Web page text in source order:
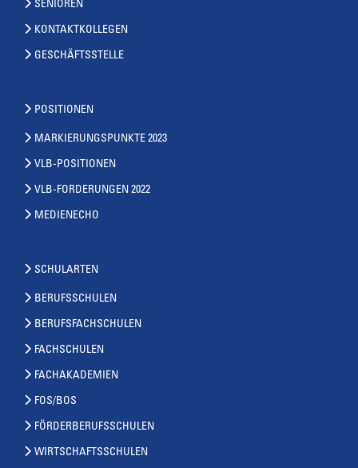
SENIOREN
KONTAKTKOLLEGEN
GESCHÄFTSSTELLE
POSITIONEN
MARKIERUNGSPUNKTE 2023
VLB-POSITIONEN
VLB-FORDERUNGEN 2022
MEDIENECHO
SCHULARTEN
BERUFSSCHULEN
BERUFSFACHSCHULEN
FACHSCHULEN
FACHAKADEMIEN
FOS/BOS
FÖRDERBERUFSSCHULEN
WIRTSCHAFTSSCHULEN